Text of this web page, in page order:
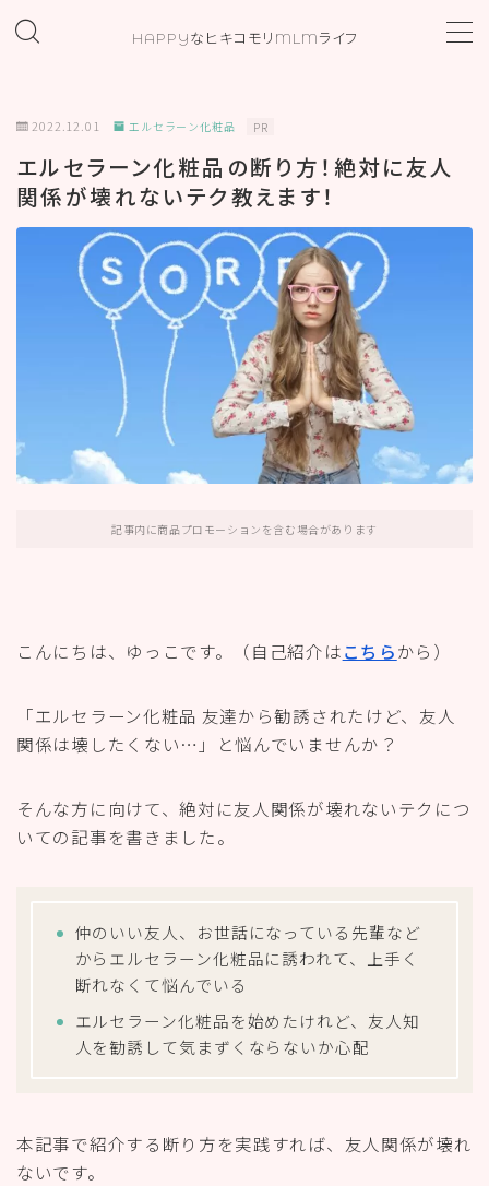
HAPPYなヒキコモリMLMライフ
プロフィール
お問い合わせ
カテゴリー
2022.12.01 エルセラーン化粧品 PR
エルセラーン化粧品の断り方！絶対に友人
関係が壊れないテク教えます！
記事内に商品プロモーションを含む場合があります
こんにちは、ゆっこです。（自己紹介はこちらから）
「エルセラーン化粧品 友達から勧誘されたけど、友人
関係は壊したくない…」と悩んでいませんか？
そんな方に向けて、絶対に友人関係が壊れないテクにつ
いての記事を書きました。
仲のいい友人、お世話になっている先輩など
からエルセラーン化粧品に誘われて、上手く
断れなくて悩んでいる
エルセラーン化粧品を始めたけれど、友人知
人を勧誘して気まずくならないか心配
本記事で紹介する断り方を実践すれば、友人関係が壊れ
ないです。